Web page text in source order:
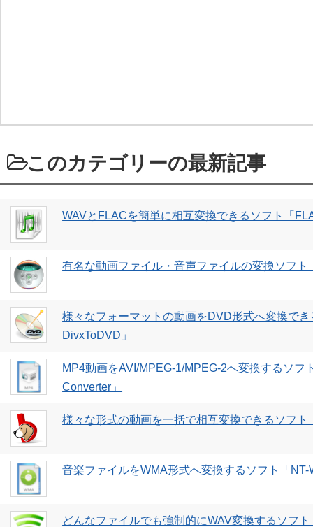
このカテゴリーの最新記事
WAVとFLACを簡単に相互変換できるソフト「
有名な動画ファイル・音声ファイルの変換ソフ
様々なフォーマットの動画をDVD形式へ変換で
DivxToDVD」
MP4動画をAVI/MPEG-1/MPEG-2へ変換するソフ
Converter」
様々な形式の動画を一括で相互変換できるソフト
音楽ファイルをWMA形式へ変換するソフト「NT-
どんなファイルでも強制的にWAV変換するソフ